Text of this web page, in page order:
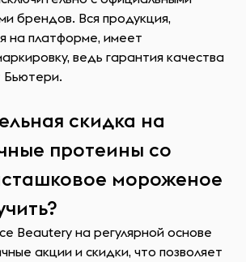
брендов. Вся продукция,
на платформе, имеет
ведь гарантия качества
Бьютери.
скидка на
протеины со
мороженое
Beautery на регулярной основе
акции и скидки, что позволяет